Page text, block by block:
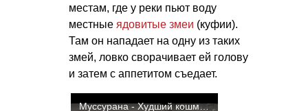
местам, где у реки пьют воду
местные ядовитые змеи (куфии).
Там он нападает на одну из таких
змей, ловко сворачивает ей голову
и затем с аппетитом съедает.